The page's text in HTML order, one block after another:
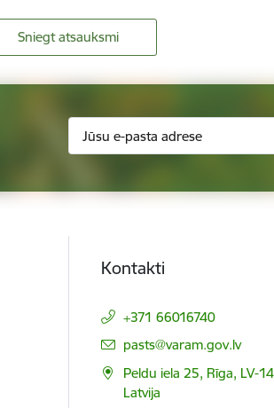
Sniegt atsauksmi
Kontakti
+371 66016740
E-pasts:
pasts@varam.gov.lv
Peldu iela 25, Rīga, LV-
Latvija